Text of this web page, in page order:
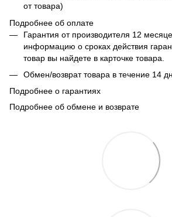
от товара)
Подробнее об оплате
Гарантия от производителя 12
информацию о сроках действия
товар вы найдете в карточке товара.
Обмен/возврат товара в течение 14
Подробнее о гарантиях
Подробнее об обмене и возврате